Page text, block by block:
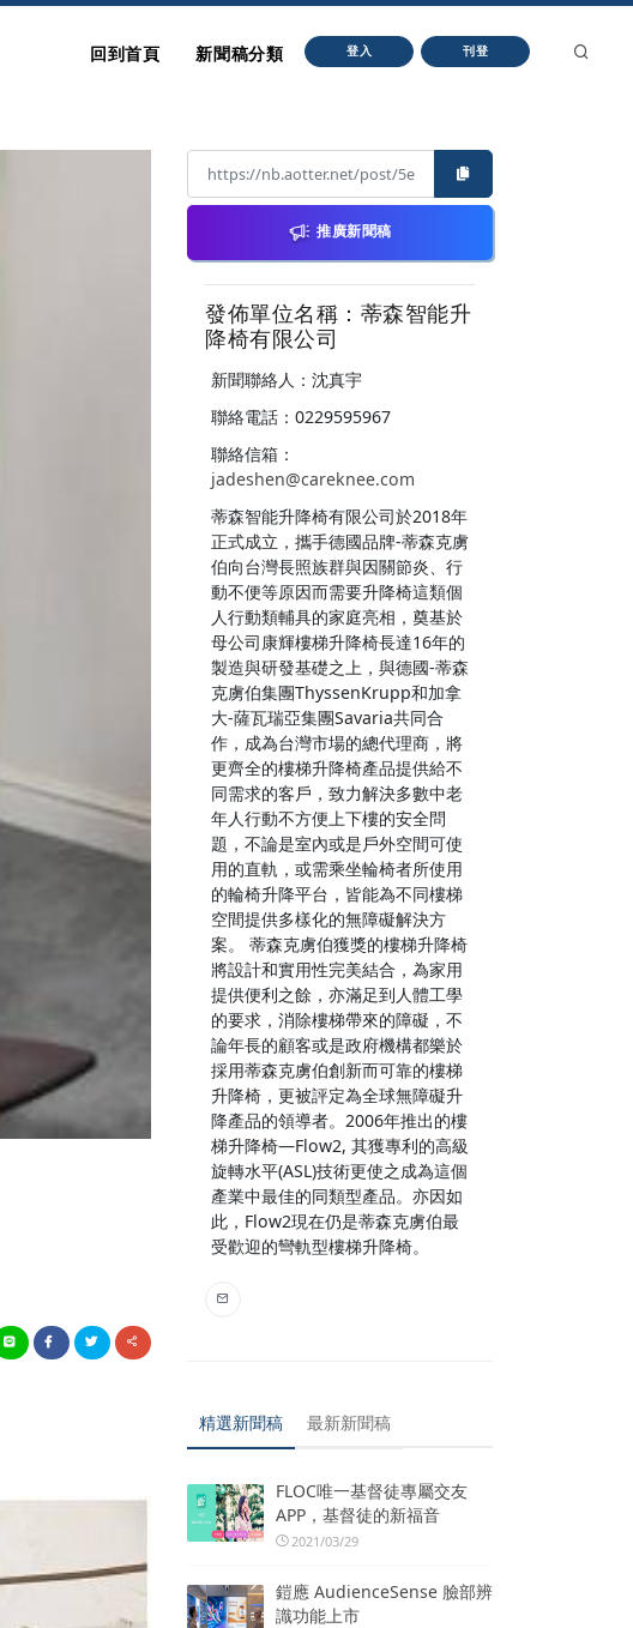
回到首頁 新聞稿分類 登入 刊登
推廣新聞稿
發佈單位名稱：蒂森智能升
降椅有限公司
新聞聯絡人：沈真宇
聯絡電話：0229595967
聯絡信箱：
jadeshen@careknee.com
蒂森智能升降椅有限公司於2018年
正式成立，攜手德國品牌-蒂森克虜
伯向台灣長照族群與因關節炎、行
動不便等原因而需要升降椅這類個
人行動類輔具的家庭亮相，奠基於
母公司康輝樓梯升降椅長達16年的
製造與研發基礎之上，與德國-蒂森
克虜伯集團ThyssenKrupp和加拿
大-薩瓦瑞亞集團Savaria共同合
作，成為台灣市場的總代理商，將
更齊全的樓梯升降椅產品提供給不
同需求的客戶，致力解決多數中老
年人行動不方便上下樓的安全問
題，不論是室內或是戶外空間可使
用的直軌，或需乘坐輪椅者所使用
的輪椅升降平台，皆能為不同樓梯
空間提供多樣化的無障礙解決方
案。 蒂森克虜伯獲獎的樓梯升降椅
將設計和實用性完美結合，為家用
提供便利之餘，亦滿足到人體工學
的要求，消除樓梯帶來的障礙，不
論年長的顧客或是政府機構都樂於
採用蒂森克虜伯創新而可靠的樓梯
升降椅，更被評定為全球無障礙升
降產品的領導者。2006年推出的樓
梯升降椅—Flow2, 其獲專利的高級
旋轉水平(ASL)技術更使之成為這個
產業中最佳的同類型產品。亦因如
此，Flow2現在仍是蒂森克虜伯最
受歡迎的彎軌型樓梯升降椅。
精選新聞稿 最新新聞稿
FLOC唯一基督徒專屬交友
APP，基督徒的新福音
2021/03/29
鎧應 AudienceSense 臉部辨
識功能上市